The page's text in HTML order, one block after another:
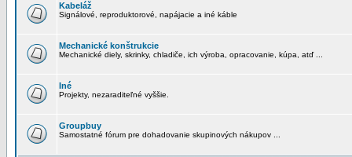
Kabeláž
Signálové, reproduktorové, napájacie a iné káble
Mechanické konštrukcie
Mechanické diely, skrinky, chladiče, ich výroba, opracovanie, kúpa, atď ...
Iné
Projekty, nezaraditeľné vyššie.
Groupbuy
Samostatné fórum pre dohadovanie skupinových nákupov ...